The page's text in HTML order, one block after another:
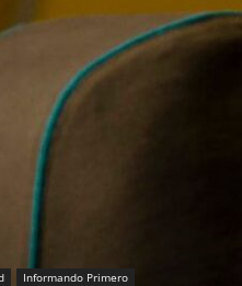
Informando Primero